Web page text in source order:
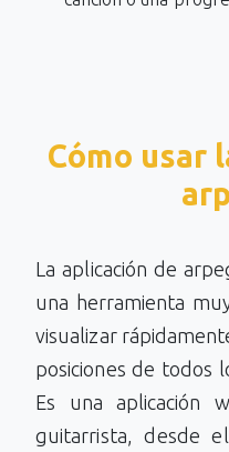
Cómo usar
La aplicación de
una herramienta
visualizar
posiciones de todos
Es una
guitarrista, desde